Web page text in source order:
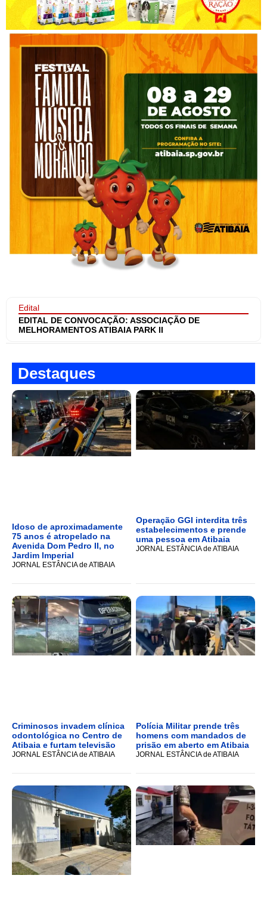
Edital
EDITAL DE CONVOCAÇÃO: ASSOCIAÇÃO DE
MELHORAMENTOS ATIBAIA PARK II
Destaques
Idoso de aproximadamente
75 anos é atropelado na
Avenida Dom Pedro II, no
Jardim Imperial
JORNAL ESTÂNCIA de ATIBAIA
Operação GGI interdita três
estabelecimentos e prende
uma pessoa em Atibaia
JORNAL ESTÂNCIA de ATIBAIA
Criminosos invadem clínica
odontológica no Centro de
Atibaia e furtam televisão
JORNAL ESTÂNCIA de ATIBAIA
Polícia Militar prende três
homens com mandados de
prisão em aberto em Atibaia
JORNAL ESTÂNCIA de ATIBAIA